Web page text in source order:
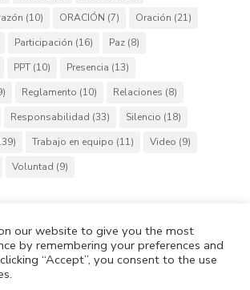
(10) ORACIÓN (7) Oración (21)
Participación (16) Paz(8)
PPT(10) Presencia (13)
Reglamento (10) Relaciones (8)
Responsabilidad (33) Silencio (18)
Trabajo en equipo (11) Video (9)
Voluntad (9)
Cafh App
Contactos
Política de Cookies
our website to give you the most
by remembering your preferences and
“Accept”, you consent to the use